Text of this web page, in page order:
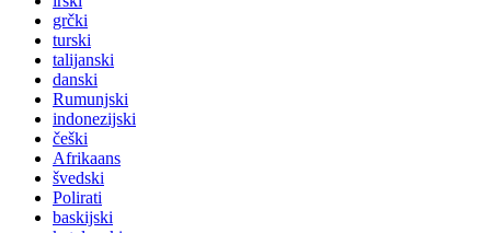
grčki
turski
talijanski
danski
Rumunjski
indonezijski
češki
Afrikaans
švedski
Polirati
baskijski